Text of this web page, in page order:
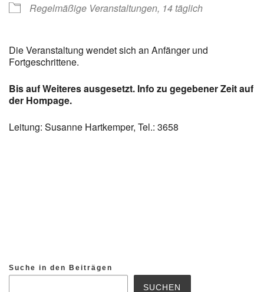
Regelmäßige Veranstaltungen, 14 täglich
Die Veranstaltung wendet sich an Anfänger und
Fortgeschrittene.
Bis auf Weiteres ausgesetzt. Info zu gegebener Zeit auf
der Hompage.
Leitung: Susanne Hartkemper, Tel.: 3658
Suche in den Beiträgen
SUCHEN